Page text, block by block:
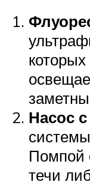
Насос
Помпой
течи